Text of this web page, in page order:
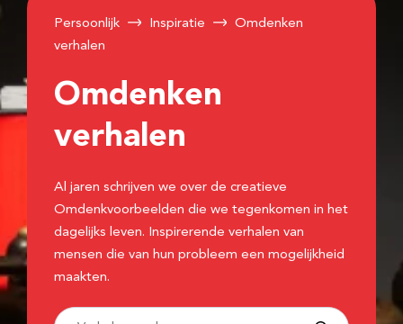
Persoonlijk Inspiratie
Omdenken
verhalen
Omdenken
verhalen
Al jaren schrijven we over de creatieve
Omdenkvoorbeelden die we tegenkomen in het
dagelijks leven. Inspirerende verhalen van
mensen die van hun probleem een mogelijkheid
maakten.